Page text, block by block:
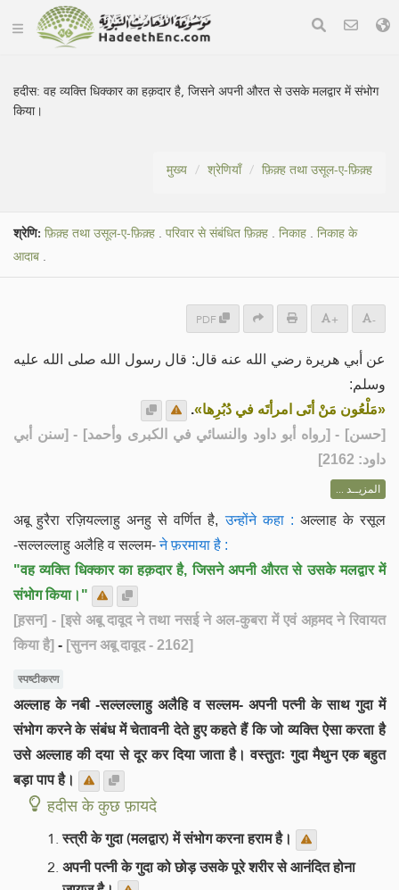
हदीस:वह व्यक्ति धिक्कार का हक़दार है, जिसने अपनी औरत से उसके मलद्वार में संभोग
किया।
मुख्य श्रेणियाँ फ़िक़्ह तथा उसूल-ए-फ़िक़्ह
श्रेणि: फ़िक़्ह तथा उसूल-ए-फ़िक़्ह . परिवार से संबंधित फ़िक़्ह . निकाह . निकाह के
आदाब .
PDF + -
عن أبي هريرة رضي الله عنه قال: قال رسول الله صلى الله عليه
وسلم:
«مَلْعُون مَنْ أتَى امرأتَه في دُبُرِها».
[حسن] - [رواه أبو داود والنسائي في الكبرى وأحمد] - [سنن أبي
داود: 2162]
المزيــد ...
अबू हुरैरा रज़ियल्लाहु अनहु से वर्णित है, उन्होंने कहा : अल्लाह के रसूल
-सल्लल्लाहु अलैहि व सल्लम-ने फ़रमाया है :
"वह व्यक्ति धिक्कार का हक़दार है, जिसने अपनी औरत से उसके मलद्वार में
संभोग किया।"
[ह़सन] - [इसे अबू दावूद ने तथा नसई ने अल-कुबरा में एवं अह़मद ने रिवायत
किया है] - [सुनन अबू दावूद - 2162]
स्पष्टीकरण
अल्लाह के नबी -सल्लल्लाहु अलैहि व सल्लम- अपनी पत्नी के साथ गुदा में
संभोग करने के संबंध में चेतावनी देते हुए कहते हैं कि जो व्यक्ति ऐसा करता है
उसे अल्लाह की दया से दूर कर दिया जाता है। वस्तुतः गुदा मैथुन एक बहुत
बड़ा पाप है।
हदीस के कुछ फ़ायदे
स्त्री के गुदा (मलद्वार) में संभोग करना हराम है।
अपनी पत्नी के गुदा को छोड़ उसके पूरे शरीर से आनंदित होना